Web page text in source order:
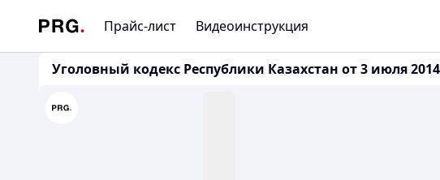
Прайс-лист Видеоинструкция
Уголовный кодекс Республики Казахстан от 3 июля